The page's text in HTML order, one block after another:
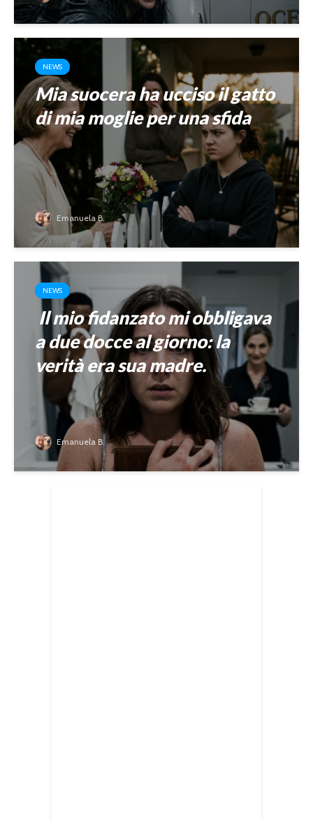
NEWS
Mia suocera ha ucciso il gatto
di mia moglie per una sfida
Emanuela B.
NEWS
Il mio fidanzato mi obbligava
a due docce al giorno: la
verità era sua madre.
Emanuela B.